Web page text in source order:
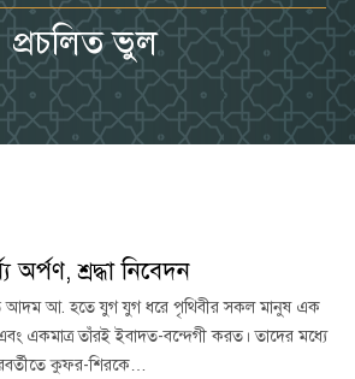
প্রচলিত ভুল
অর্পণ, শ্রদ্ধা নিবেদন
আদম আ. হতে যুগ যুগ ধরে পৃথিবীর সকল মানুষ এক
এবং একমাত্র তাঁরই ইবাদত-বন্দেগী করত। তাদের মধ্যে
কুফর-শিরকে…